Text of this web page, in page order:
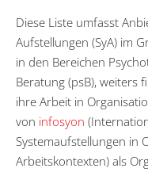
Diese Liste umfasst
Aufstellungen (SyA) im
in den Bereichen
Beratung (psB), weiters
ihre Arbeit in
von infosyon
Systemaufstellungen in
Arbeitskontexten) als